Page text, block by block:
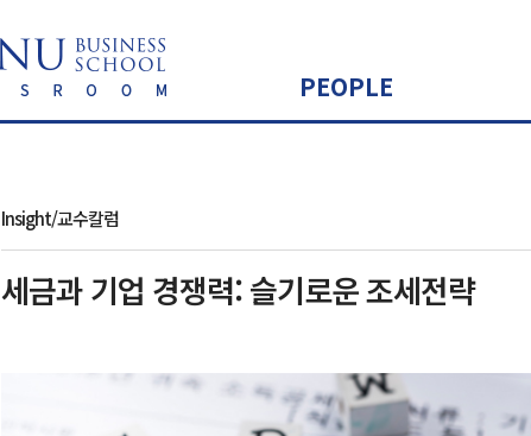
PEOPLE
Insight/교수칼럼
세금과 기업 경쟁력: 슬기로운 조세전략